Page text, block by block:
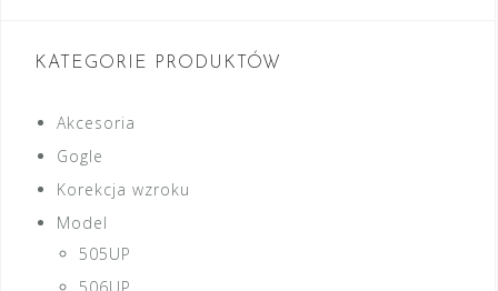
KATEGORIE PRODUKTÓW
Akcesoria
Gogle
Korekcja wzroku
Model
505UP